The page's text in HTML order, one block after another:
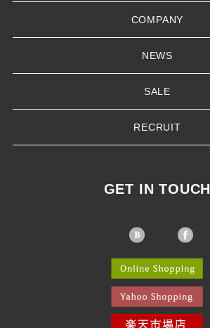
COMPANY
NEWS
SALE
RECRUIT
GET IN TOUCH